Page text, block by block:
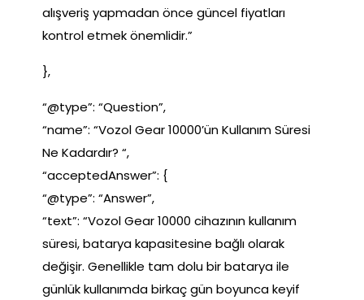
alışveriş yapmadan önce güncel fiyatları
kontrol etmek önemlidir.”
},
“@type”: “Question”,
“name”: “Vozol Gear 10000’ün Kullanım Süresi
Ne Kadardır? “,
“acceptedAnswer”: {
“@type”: “Answer”,
“text”: “Vozol Gear 10000 cihazının kullanım
süresi, batarya kapasitesine bağlı olarak
değişir. Genellikle tam dolu bir batarya ile
günlük kullanımda birkaç gün boyunca keyif